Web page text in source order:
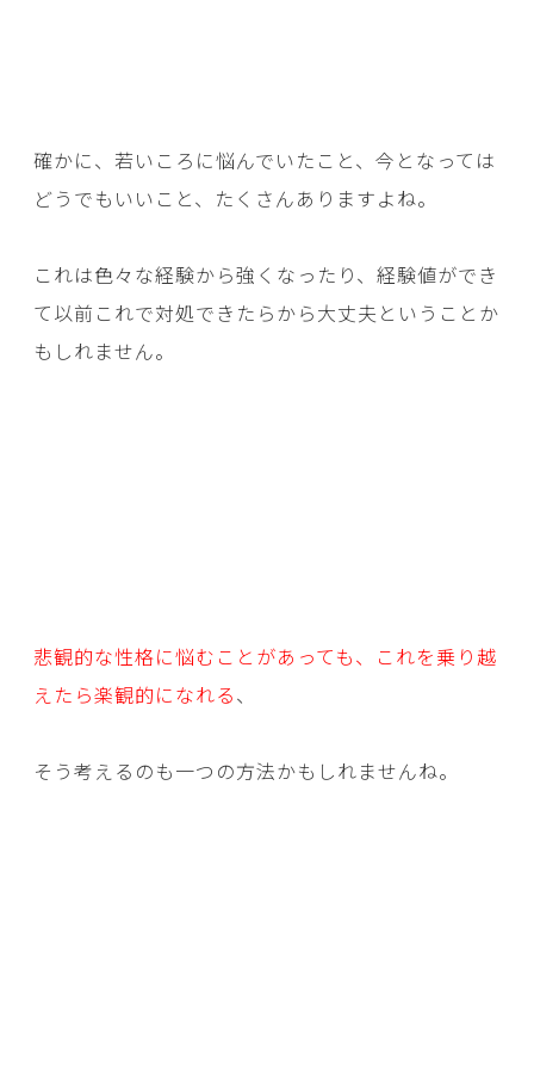
確かに、若いころに悩んでいたこと、今となっては
どうでもいいこと、たくさんありますよね。
これは色々な経験から強くなったり、経験値ができ
て以前これで対処できたらから大丈夫ということか
もしれません。
悲観的な性格に悩むことがあっても、これを乗り越
えたら楽観的になれる、
そう考えるのも一つの方法かもしれませんね。